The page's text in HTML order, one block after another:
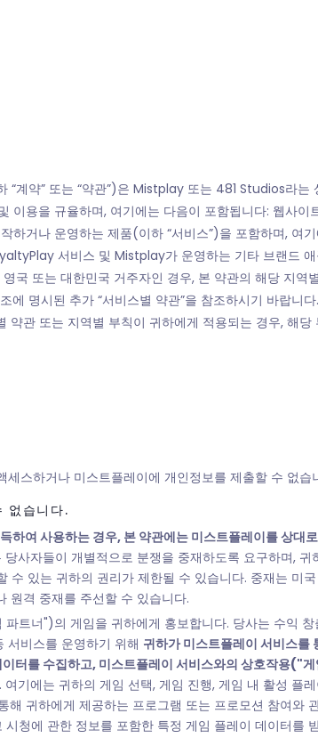
“계약” 또는 “약관”)은 Mistplay 또는 481 Studios라
이용을 규율하며, 여기에는 다음이 포함됩니다: 웹사
하거나 운영하는 제품(이하 “서비스”)을 포함하며, 여
서비스 및 Mistplay가 운영하는 기타 브랜드
국 또는 대한민국 거주자인 경우, 본 약관의 해당 지
명시된 추가 “서비스별 약관”을 참조하시기 바랍니
약관 또는 지역별 부칙이 귀하에게 적용되는 경우, 해
스하거나 미스트플레이에 개인정보를 제출할 수 없
없습니다.
하여 사용하는 경우, 본 약관에는 미스트플레이를 상대
사자들이 개별적으로 분쟁을 중재하도록 요구하며,
수 있는 귀하의 권리가 제한될 수 있습니다. 중재는 미
원격 중재를 주선할 수 있습니다.
트너")의 게임을 귀하에게 홍보합니다. 당사는 수익
서비스를 운영하기 위해 귀하가 미스트플레이 서비스를
터를 수집하고, 미스트플레이 서비스와의 상호작용("
. 여기에는 귀하의 게임 선택, 게임 진행, 게임 내 활성 플
해 귀하에게 제공하는 프로그램 또는 프로모션 참여
청에 관한 정보를 포함한 특정 게임 플레이 데이터를